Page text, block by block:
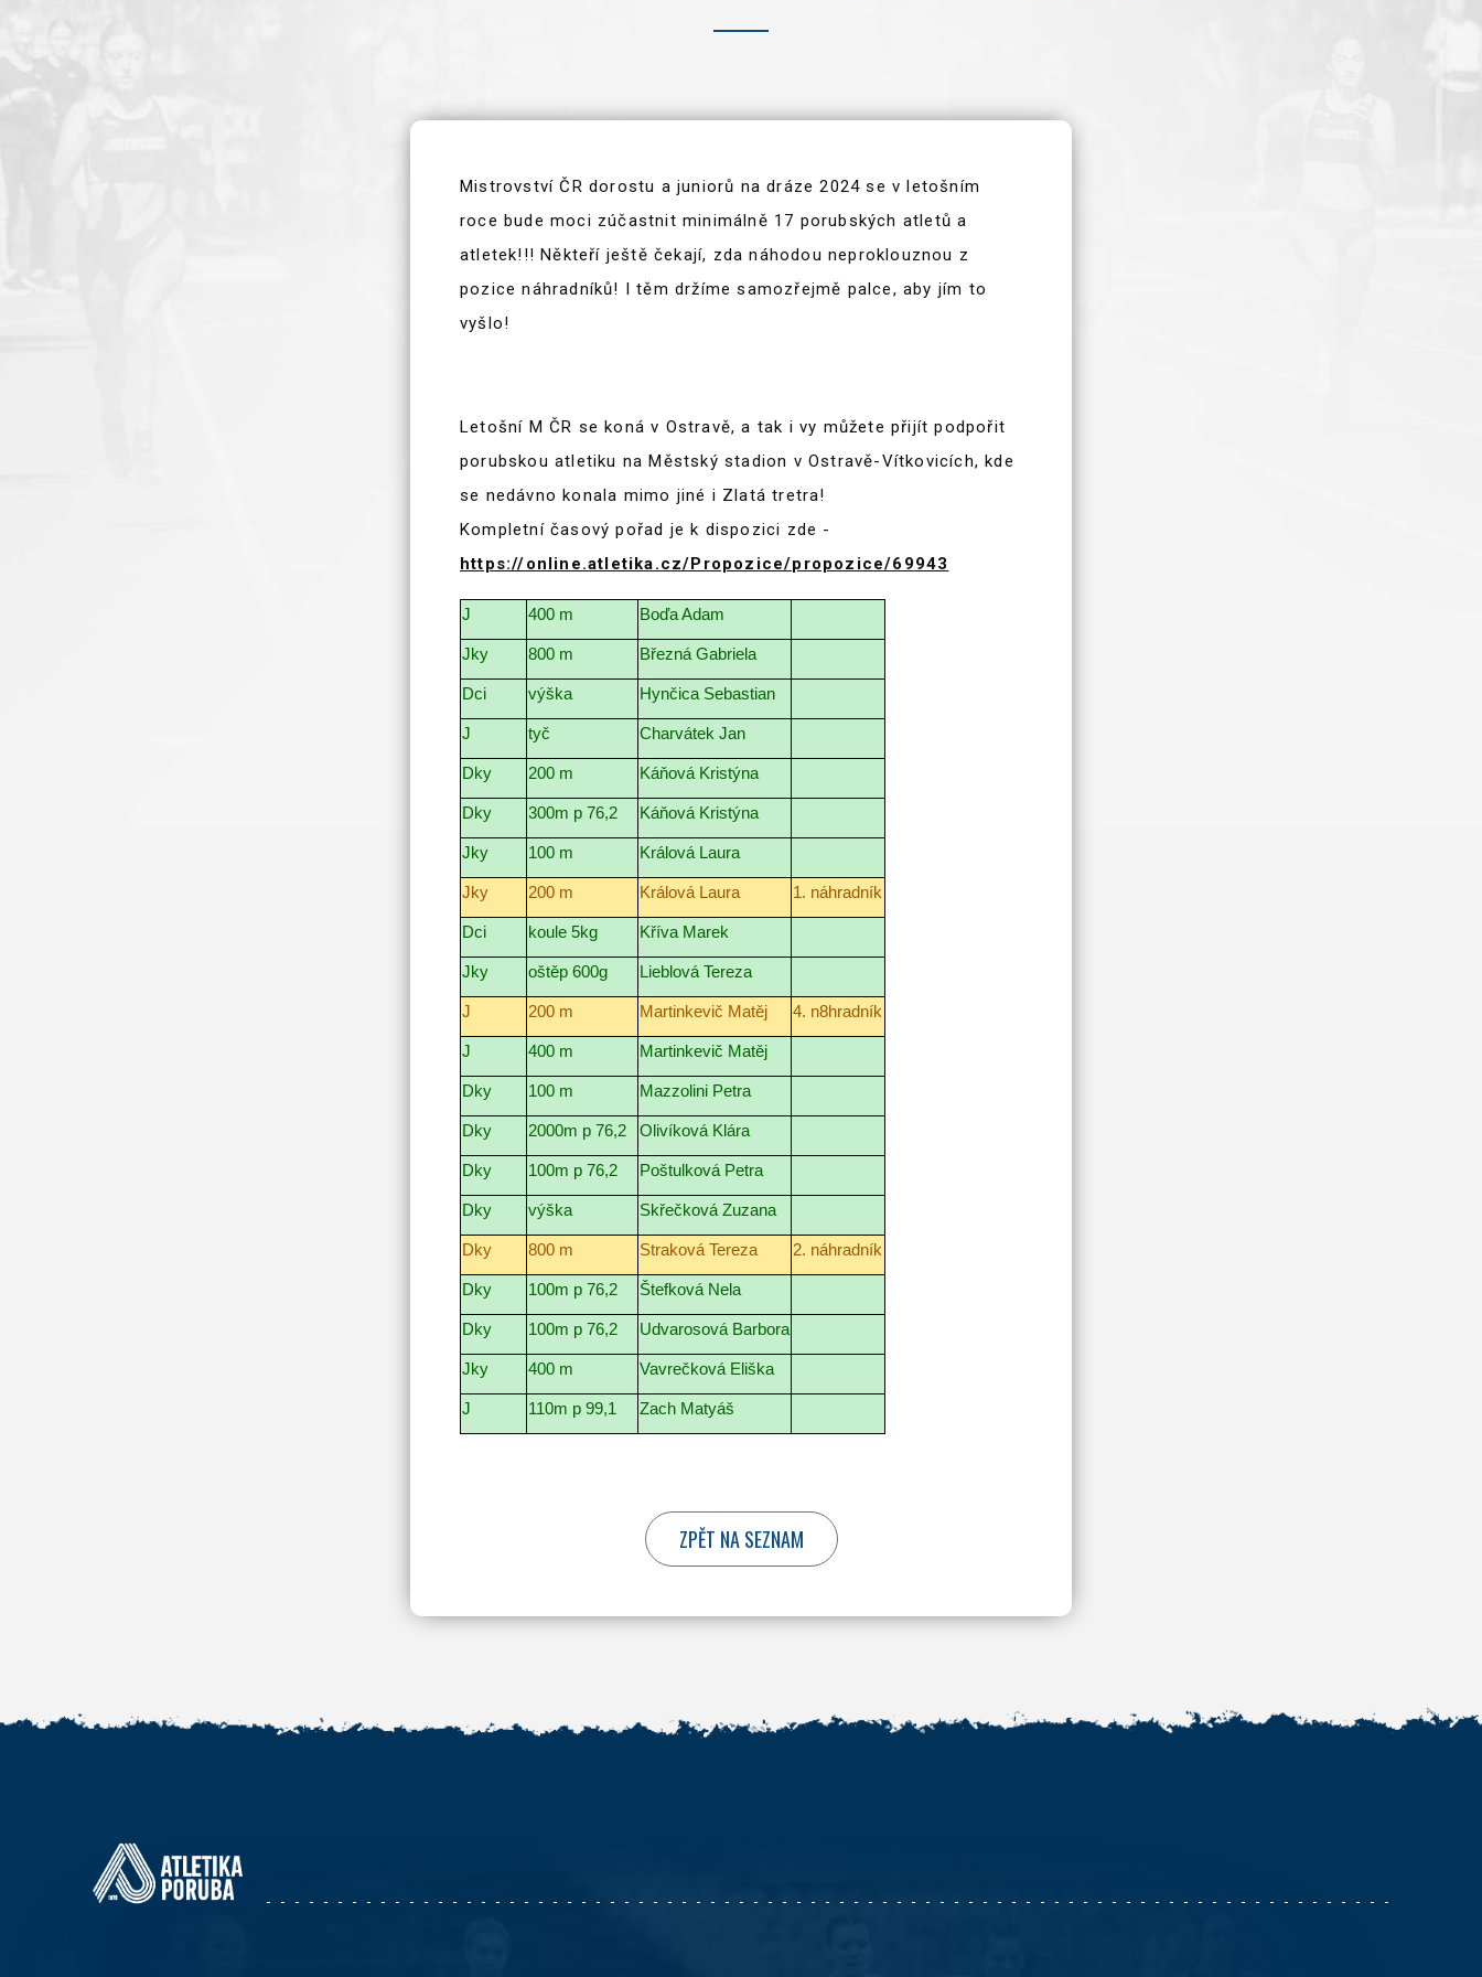
Mistrovství ČR dorostu a juniorů na dráze 2024 se v letošním
roce bude moci zúčastnit minimálně 17 porubských atletů a
atletek!!! Někteří ještě čekají, zda náhodou neproklouznou z
pozice náhradníků! I těm držíme samozřejmě palce, aby jím to
vyšlo!
Letošní M ČR se koná v Ostravě, a tak i vy můžete přijít podpořit
porubskou atletiku na Městský stadion v Ostravě-Vítkovicích, kde
se nedávno konala mimo jiné i Zlatá tretra!
Kompletní časový pořad je k dispozici zde -
https://online.atletika.cz/Propozice/propozice/69943
J 400 m Boďa Adam
Jky 800 m Březná Gabriela
Dci výška Hynčica Sebastian
J tyč Charvátek Jan
Dky 200 m Káňová Kristýna
Dky 300m p 76,2 Káňová Kristýna
Jky 100 m Králová Laura
Jky 200 m Králová Laura 1. náhradník
Dci koule 5kg Kříva Marek
Jky oštěp 600g Lieblová Tereza
J 200 m Martinkevič Matěj 4. n8hradník
J 400 m Martinkevič Matěj
Dky 100 m Mazzolini Petra
Dky 2000m p 76,2 Olivíková Klára
Dky 100m p 76,2 Poštulková Petra
Dky výška Skřečková Zuzana
Dky 800 m Straková Tereza 2. náhradník
Dky 100m p 76,2 Štefková Nela
Dky 100m p 76,2 Udvarosová Barbora
Jky 400 m Vavrečková Eliška
J 110m p 99,1 Zach Matyáš